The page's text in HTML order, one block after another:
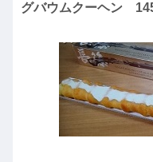
グバウムクーヘン